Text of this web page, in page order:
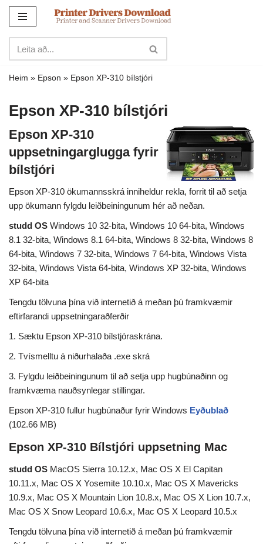
yfir
í
innihald
Heim » Epson » Epson XP-310 bílstjóri
Epson XP-310 bílstjóri
Epson XP-310
uppsetningarglugga fyrir
bílstjóri
Epson XP-310 ökumannsskrá inniheldur rekla, forrit til að setja
upp ökumann fylgdu leiðbeiningunum hér að neðan.
studd OS Windows 10 32-bita, Windows 10 64-bita, Windows
8.1 32-bita, Windows 8.1 64-bita, Windows 8 32-bita, Windows 8
64-bita, Windows 7 32-bita, Windows 7 64-bita, Windows Vista
32-bita, Windows Vista 64-bita, Windows XP 32-bita, Windows
XP 64-bita
Tengdu tölvuna þína við internetið á meðan þú framkvæmir
eftirfarandi uppsetningaraðferðir
1. Sæktu Epson XP-310 bílstjóraskrána.
2. Tvísmelltu á niðurhalaða .exe skrá
3. Fylgdu leiðbeiningunum til að setja upp hugbúnaðinn og
framkvæma nauðsynlegar stillingar.
Epson XP-310 fullur hugbúnaður fyrir Windows Eyðublað
(102.66 MB)
Epson XP-310 Bílstjóri uppsetning Mac
studd OS MacOS Sierra 10.12.x, Mac OS X El Capitan
10.11.x, Mac OS X Yosemite 10.10.x, Mac OS X Mavericks
10.9.x, Mac OS X Mountain Lion 10.8.x, Mac OS X Lion 10.7.x,
Mac OS X Snow Leopard 10.6.x, Mac OS X Leopard 10.5.x
Tengdu tölvuna þína við internetið á meðan þú framkvæmir